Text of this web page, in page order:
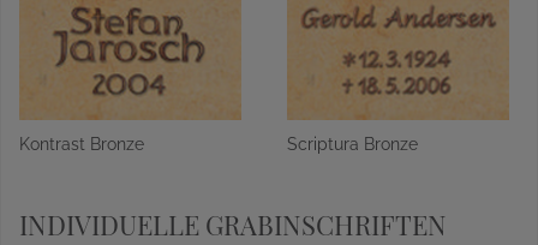
Kontrast Bronze Scriptura Bronze
INDIVIDUELLE GRABINSCHRIFTEN